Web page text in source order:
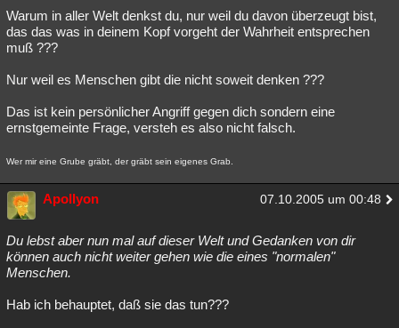
Warum in aller Welt denkst du, nur weil du davon überzeugt bist,
das das was in deinem Kopf vorgeht der Wahrheit entsprechen
muß ???
Nur weil es Menschen gibt die nicht soweit denken ???
Das ist kein persönlicher Angriff gegen dich sondern eine
ernstgemeinte Frage, versteh es also nicht falsch.
Wer mir eine Grube gräbt, der gräbt sein eigenes Grab.
Apollyon 07.10.2005 um 00:48
Du lebst aber nun mal auf dieser Welt und Gedanken von dir
können auch nicht weiter gehen wie die eines "normalen"
Menschen.
Hab ich behauptet, daß sie das tun???